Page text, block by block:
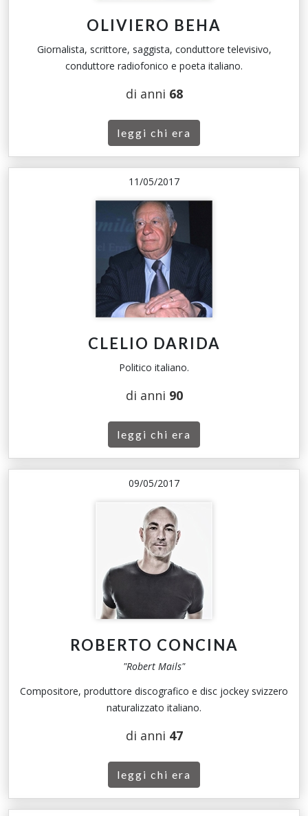
OLIVIERO BEHA
Giornalista, scrittore, saggista, conduttore televisivo,
conduttore radiofonico e poeta italiano.
di anni 68
leggi chi era
11/05/2017
CLELIO DARIDA
Politico italiano.
di anni 90
leggi chi era
09/05/2017
ROBERTO CONCINA
"Robert Mails"
Compositore, produttore discografico e disc jockey svizzero
naturalizzato italiano.
di anni 47
leggi chi era